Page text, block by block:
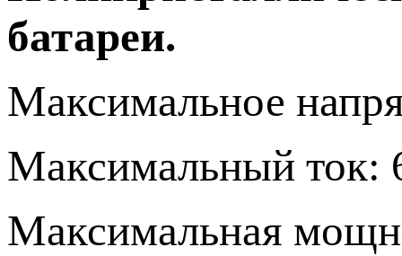
батареи.
Максимальное
Максимальный ток:
Максимальная